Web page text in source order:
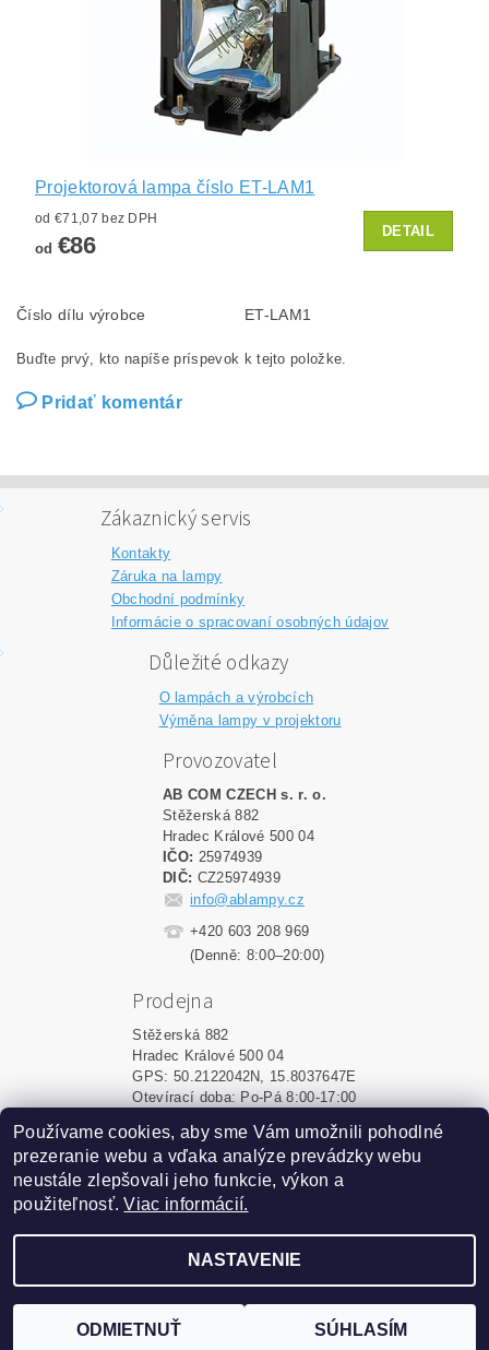
Projektorová lampa číslo ET-LAM1
od €71,07 bez DPH
od €86
DETAIL
Číslo dílu výrobce ET-LAM1
Buďte prvý, kto napíše príspevok k tejto položke.
Pridať komentár
Zákaznický servis
Kontakty
Záruka na lampy
Obchodní podmínky
Informácie o spracovaní osobných údajov
Důležité odkazy
O lampách a výrobcích
Výměna lampy v projektoru
Provozovatel
AB COM CZECH s. r. o.
Stěžerská 882
Hradec Králové 500 04
IČO: 25974939
DIČ: CZ25974939
info@ablampy.cz
+420 603 208 969
(Denně: 8:00–20:00)
Prodejna
Stěžerská 882
Hradec Králové 500 04
GPS: 50.2122042N, 15.8037647E
Otevírací doba: Po-Pá 8:00-17:00
Shoptet.sk MôjPrvýEshop.sk
Vytvoril Shoptet
Podle zákona o evidenci tržeb je prodávající povinen
vystavit kupujícímu účtenku. Zároveň je povinen zaevidovat
Používame cookies, aby sme Vám umožnili pohodlné
prezeranie webu a vďaka analýze prevádzky webu
neustále zlepšovali jeho funkcie, výkon a
použiteľnosť.Viac informácií.
NASTAVENIE
ODMIETNUŤ SÚHLASÍM